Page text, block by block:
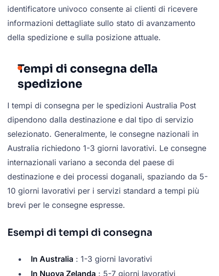
identificatore univoco consente ai clienti di ricevere
informazioni dettagliate sullo stato di avanzamento
della spedizione e sulla posizione attuale.
Tempi di consegna della
spedizione
I tempi di consegna per le spedizioni Australia Post
dipendono dalla destinazione e dal tipo di servizio
selezionato. Generalmente, le consegne nazionali in
Australia richiedono 1-3 giorni lavorativi. Le consegne
internazionali variano a seconda del paese di
destinazione e dei processi doganali, spaziando da 5-
10 giorni lavorativi per i servizi standard a tempi più
brevi per le consegne espresse.
Esempi di tempi di consegna
In Australia : 1-3 giorni lavorativi
In Nuova Zelanda : 5-7 giorni lavorativi